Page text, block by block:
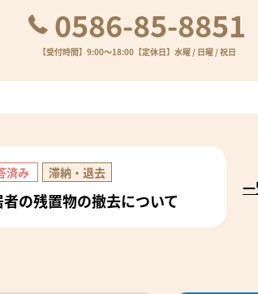
0586-85-8851
【受付時間】9:00～18:00 【定休日】水曜 / 日曜 / 祝日
済み 滞納・退去
者の残置物の撤去について